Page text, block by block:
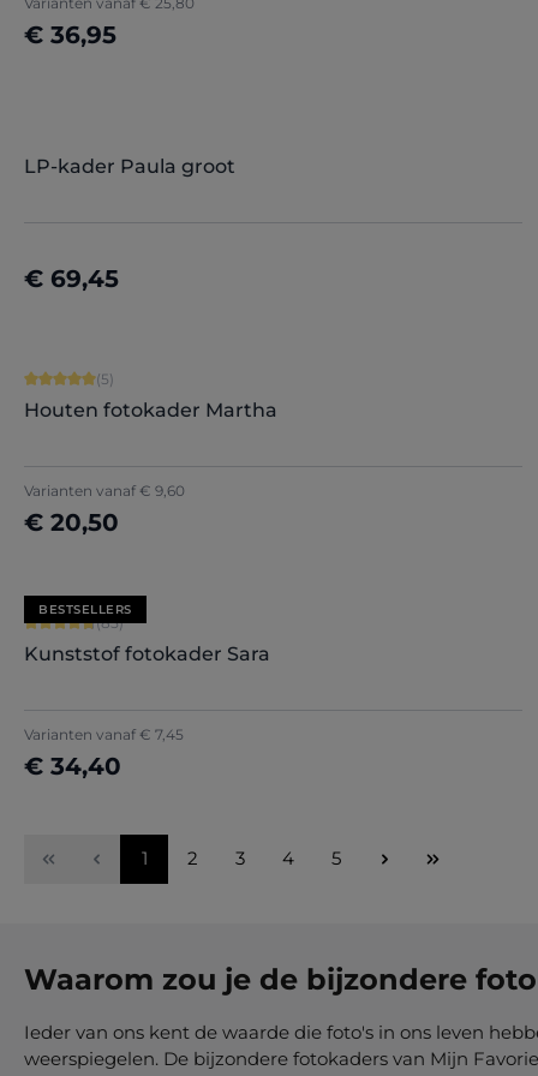
€ 36,95
Nu configureren
LP-kader Paula groot
€ 69,45
Details
Gemiddelde score van 5 op 5 sterren
(5)
Houten fotokader Martha
Varianten vanaf € 9,60
€ 20,50
Nu configureren
BESTSELLERS
Gemiddelde score van 4.71 op 5 sterren
(85)
Kunststof fotokader Sara
Varianten vanaf € 7,45
€ 34,40
Nu configureren
Pagina
1 Pagina
2 Pagina
3 Pagina
4 Pagina
5
Waarom zou je de bijzondere
Ieder van ons kent de waarde die foto's in ons leven
weerspiegelen. De bijzondere fotokaders van Mijn